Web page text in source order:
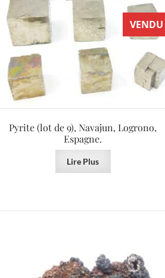
VENDU
Pyrite (lot de 9), Navajun, Logrono,
Espagne.
Lire Plus